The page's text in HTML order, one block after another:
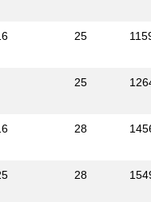
25
25
28
28